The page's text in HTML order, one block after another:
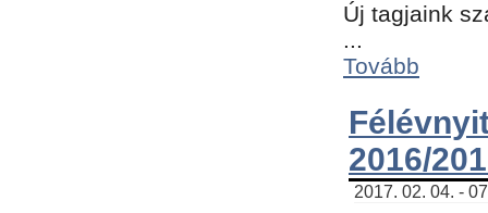
Új tagjaink
...
Tovább
2016/
2017. 02. 04. -